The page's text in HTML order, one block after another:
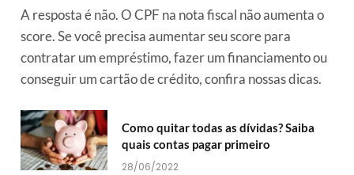
A resposta é não. O CPF na nota fiscal não aumenta o
score. Se você precisa aumentar seu score para
contratar um empréstimo, fazer um financiamento ou
conseguir um cartão de crédito, confira nossas dicas.
Como quitar todas as dívidas? Saiba
quais contas pagar primeiro
28/06/2022